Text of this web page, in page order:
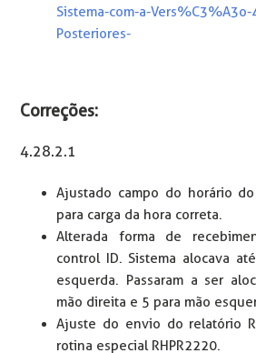
Sistema-com-a-
Posteriores-
Correções:
4.28.2.1
Ajustado campo do horário
para carga da hora correta.
Alterada forma de
control ID. Sistema alocava
esquerda. Passaram a ser
mão direita e 5 para mão
Ajuste do envio do relatório
rotina especial RHPR2220.